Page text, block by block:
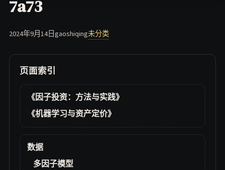
7a73
2024年9月14日gaoshiqing未分类
页面索引
《因子投资：方法与实践》
《机器学习与资产定价》
数据
多因子模型